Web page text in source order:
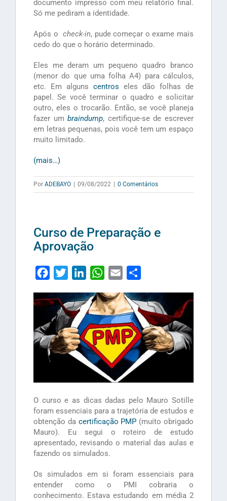
documento impresso com meu relatório final.
Só me pediram a identidade.
Após o check-in, pude começar o exame mais
cedo do que o horário determinado.
Eles me deram um pequeno quadro branco
(menor do que uma folha A4) para cálculos,
etc. Em alguns centros eles dão folhas de
papel. Se você terminar o quadro e solicitar
outro, eles o trocarão. Então, se você planeja
fazer umbraindump, certifique-se de escrever
em letras pequenas, pois você tem um espaço
muito limitado.
(mais…)
Por ADEBAYO 09/08/2022 0 Comentários
Curso de Preparação e
Aprovação
FacebookTwitterLinkedInWhatsApp
Email
O curso e as dicas dadas pelo Mauro Sotille
foram essenciais para a trajetória de estudos e
obtenção da certificação PMP (muito obrigado
Mauro). Eu segui o roteiro de estudo
apresentado, revisando o material das aulas e
fazendo os simulados.
Os simulados em si foram essenciais para
entender como o PMI cobraria o
conhecimento. Estava estudando em média 2